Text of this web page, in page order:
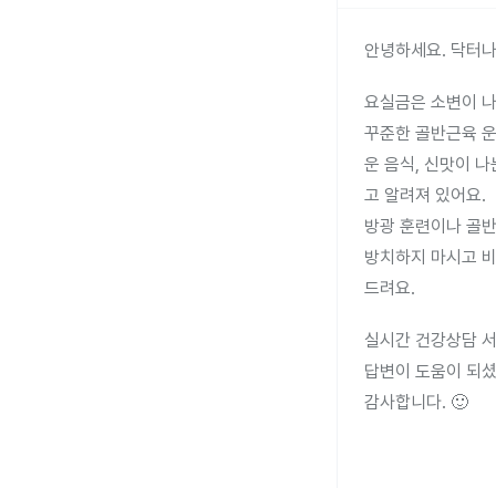
안녕하세요. 닥터
요실금은 소변이
꾸준한 골반근육
운 음식, 신맛이
고 알려져 있어요.
방광 훈련이나 골
방치하지 마시고
드려요.
실시간 건강상담
답변이 도움이 되
감사합니다. 🙂